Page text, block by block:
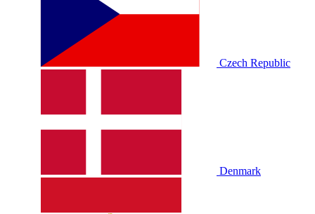
Czech Republic
Denmark